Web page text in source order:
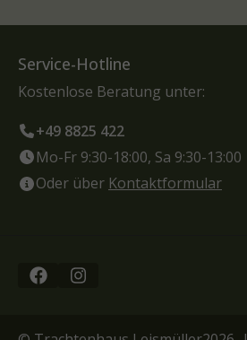
Service-Hotline
Kostenlose Beratung unter:
+49 8825 422
Mo-Fr 9:30-18:00, Sa 9:30-13:00
Oder über Kontaktformular